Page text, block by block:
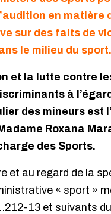
en matière
sur des faits de
le milieu du sport.
et la lutte contre
à
des mineurs est
Roxana
des Sports.
et au regard de la
« sport »
13 et suivants